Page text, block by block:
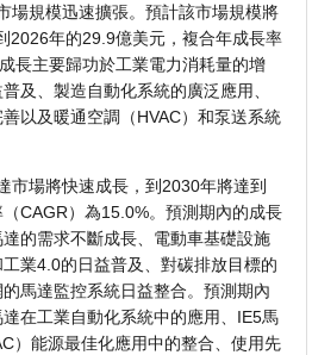
場規模迅速擴張。預計該市場規模將
2026年的29.9億美元，複合年成長率
長主要歸功於工業電力消耗量的增
及、製造自動化系統的廣泛應用、
以及暖通空調（HVAC）和泵送系統
市場將快速成長，到2030年將達到
CAGR）為15.0%。預測期內的成長
的需求不斷成長、電動車基礎設施
業4.0的日益普及、對碳排放目標的
馬達監控系統日益整合。預測期內
在工業自動化系統中的應用、IE5馬
）能源最佳化應用中的整合、使用先